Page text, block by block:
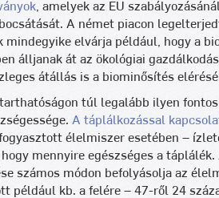
, amelyek az EU
A német piacon
elvárja például, hogy a
álljanak át az ökológiai
átállás is a biominősítés
túl legalább ilyen
A táplálkozással
élelmiszer esetében –
mennyire egészséges a táplálék.
számos módon befolyásolja az
például kb. a felére – 47-ről 24